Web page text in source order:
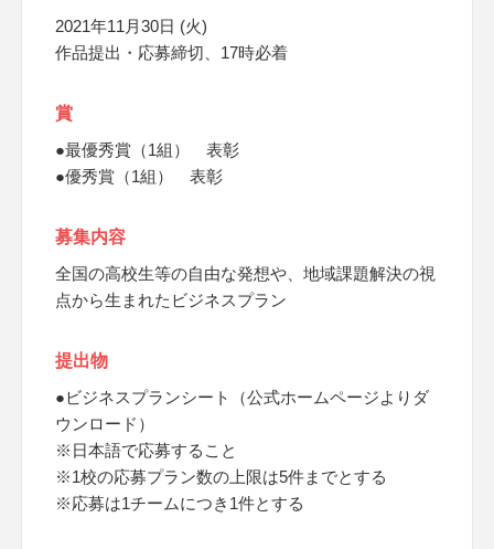
2021年11月30日 (火)
作品提出・応募締切、17時必着
賞
●最優秀賞（1組） 表彰
●優秀賞（1組） 表彰
募集内容
全国の高校生等の自由な発想や、地域課題解決の視
点から生まれたビジネスプラン
提出物
●ビジネスプランシート（公式ホームページよりダ
ウンロード）
※日本語で応募すること
※1校の応募プラン数の上限は5件までとする
※応募は1チームにつき1件とする